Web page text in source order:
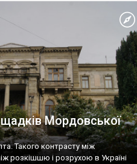
Мордовської
Такого контрасту між
розкішшю і розрухою в Україні